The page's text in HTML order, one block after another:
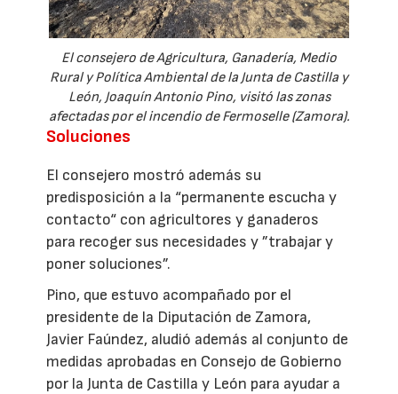
El consejero de Agricultura, Ganadería, Medio
Rural y Política Ambiental de la Junta de Castilla y
León, Joaquín Antonio Pino, visitó las zonas
afectadas por el incendio de Fermoselle (Zamora).
Soluciones
El consejero mostró además su
predisposición a la “permanente escucha y
contacto“ con agricultores y ganaderos
para recoger sus necesidades y ”trabajar y
poner soluciones”.
Pino, que estuvo acompañado por el
presidente de la Diputación de Zamora,
Javier Faúndez, aludió además al conjunto de
medidas aprobadas en Consejo de Gobierno
por la Junta de Castilla y León para ayudar a